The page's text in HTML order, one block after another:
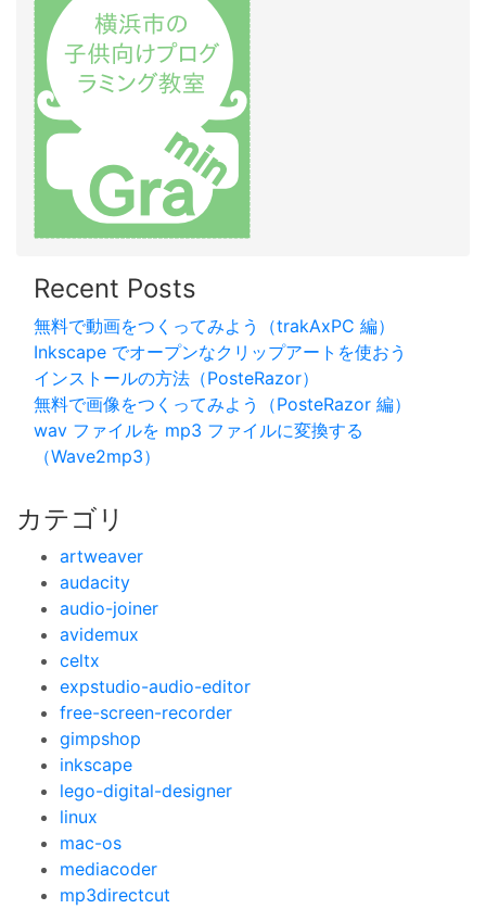
Recent Posts
無料で動画をつくってみよう（trakAxPC 編）
Inkscape でオープンなクリップアートを使おう
インストールの方法（PosteRazor）
無料で画像をつくってみよう（PosteRazor 編）
wav ファイルを mp3 ファイルに変換する
（Wave2mp3）
カテゴリ
artweaver
audacity
audio-joiner
avidemux
celtx
expstudio-audio-editor
free-screen-recorder
gimpshop
inkscape
lego-digital-designer
linux
mac-os
mediacoder
mp3directcut